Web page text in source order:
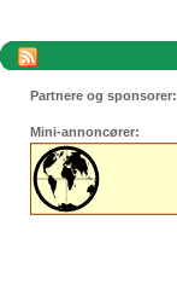
Partnere og sponsorer:
Mini-annoncører: